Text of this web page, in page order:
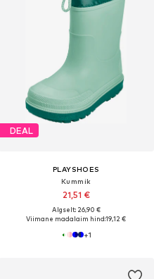
DEAL
PLAYSHOES
Kummik
21,51 €
Algselt: 26,90 €
Viimane madalaim hind:19,12 €
+1